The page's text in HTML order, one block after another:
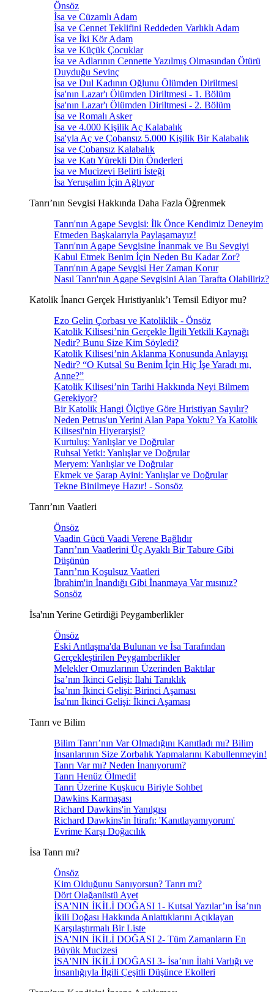
Önsöz
İsa ve Cüzamlı Adam
İsa ve Cennet Teklifini Reddeden Varlıklı Adam
İsa ve İki Kör Adam
İsa ve Küçük Çocuklar
İsa ve Adlarının Cennette Yazılmış Olmasından Ötürü
Duyduğu Sevinç
İsa ve Dul Kadının Oğlunu Ölümden Diriltmesi
İsa'nın Lazar'ı Ölümden Diriltmesi - 1. Bölüm
İsa'nın Lazar'ı Ölümden Diriltmesi - 2. Bölüm
İsa ve Romalı Asker
İsa ve 4.000 Kişilik Aç Kalabalık
İsa'yla Aç ve Çobansız 5.000 Kişilik Bir Kalabalık
İsa ve Çobansız Kalabalık
İsa ve Katı Yürekli Din Önderleri
İsa ve Mucizevi Belirti İsteği
İsa Yeruşalim İçin Ağlıyor
Tanrı’nın Sevgisi Hakkında Daha Fazla Öğrenmek
Tanrı'nın Agape Sevgisi: İlk Önce Kendimiz Deneyim
Etmeden Başkalarıyla Paylaşamayız!
Tanrı'nın Agape Sevgisine İnanmak ve Bu Sevgiyi
Kabul Etmek Benim İçin Neden Bu Kadar Zor?
Tanrı'nın Agape Sevgisi Her Zaman Korur
Nasıl Tanrı'nın Agape Sevgisini Alan Tarafta Olabiliriz?
Katolik İnancı Gerçek Hıristiyanlık’ı Temsil Ediyor mu?
Ezo Gelin Çorbası ve Katoliklik - Önsöz
Katolik Kilisesi’nin Gerçekle İlgili Yetkili Kaynağı
Nedir? Bunu Size Kim Söyledi?
Katolik Kilisesi’nin Aklanma Konusunda Anlayışı
Nedir? “O Kutsal Su Benim İçin Hiç İşe Yaradı mı,
Anne?”
Katolik Kilisesi’nin Tarihi Hakkında Neyi Bilmem
Gerekiyor?
Bir Katolik Hangi Ölçüye Göre Hıristiyan Sayılır?
Neden Petrus'un Yerini Alan Papa Yoktu? Ya Katolik
Kilisesi'nin Hiyerarşisi?
Kurtuluş: Yanlışlar ve Doğrular
Ruhsal Yetki: Yanlışlar ve Doğrular
Meryem: Yanlışlar ve Doğrular
Ekmek ve Şarap Ayini: Yanlışlar ve Doğrular
Tekne Binilmeye Hazır! - Sonsöz
Tanrı’nın Vaatleri
Önsöz
Vaadin Gücü Vaadi Verene Bağlıdır
Tanrı’nın Vaatlerini Üç Ayaklı Bir Tabure Gibi
Düşünün
Tanrı’nın Koşulsuz Vaatleri
İbrahim'in İnandığı Gibi İnanmaya Var mısınız?
Sonsöz
İsa'nın Yerine Getirdiği Peygamberlikler
Önsöz
Eski Antlaşma'da Bulunan ve İsa Tarafından
Gerçekleştirilen Peygamberlikler
Melekler Omuzlarının Üzerinden Baktılar
İsa’nın İkinci Gelişi: İlahi Tanıklık
İsa’nın İkinci Gelişi: Birinci Aşaması
İsa'nın İkinci Gelişi: İkinci Aşaması
Tanrı ve Bilim
Bilim Tanrı’nın Var Olmadığını Kanıtladı mı? Bilim
İnsanlarının Size Zorbalık Yapmalarını Kabullenmeyin!
Tanrı Var mı? Neden İnanıyorum?
Tanrı Henüz Ölmedi!
Tanrı Üzerine Kuşkucu Biriyle Sohbet
Dawkins Karmaşası
Richard Dawkins'in Yanılgısı
Richard Dawkins'in İtirafı: 'Kanıtlayamıyorum'
Evrime Karşı Doğacılık
İsa Tanrı mı?
Önsöz
Kim Olduğunu Sanıyorsun? Tanrı mı?
Dört Olağanüstü Ayet
İSA'NIN İKİLİ DOĞASI 1- Kutsal Yazılar’ın İsa’nın
İkili Doğası Hakkında Anlattıklarını Açıklayan
Karşılaştırmalı Bir Liste
İSA'NIN İKİLİ DOĞASI 2- Tüm Zamanların En
Büyük Mucizesi
İSA'NIN İKİLİ DOĞASI 3- İsa’nın İlahi Varlığı ve
İnsanlığıyla İlgili Çeşitli Düşünce Ekolleri